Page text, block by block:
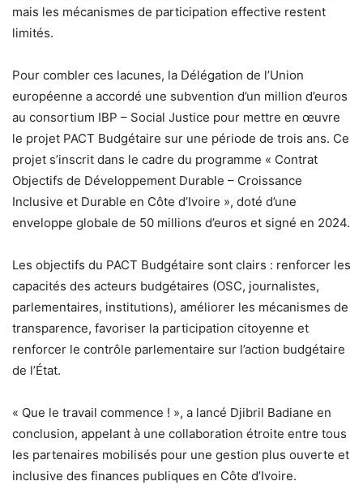
mais les mécanismes de participation effective restent
limités.
Pour combler ces lacunes, la Délégation de l’Union
européenne a accordé une subvention d’un million d’euros
au consortium IBP – Social Justice pour mettre en œuvre
le projet PACT Budgétaire sur une période de trois ans. Ce
projet s’inscrit dans le cadre du programme « Contrat
Objectifs de Développement Durable – Croissance
Inclusive et Durable en Côte d’Ivoire », doté d’une
enveloppe globale de 50 millions d’euros et signé en 2024.
Les objectifs du PACT Budgétaire sont clairs : renforcer les
capacités des acteurs budgétaires (OSC, journalistes,
parlementaires, institutions), améliorer les mécanismes de
transparence, favoriser la participation citoyenne et
renforcer le contrôle parlementaire sur l’action budgétaire
de l’État.
« Que le travail commence ! », a lancé Djibril Badiane en
conclusion, appelant à une collaboration étroite entre tous
les partenaires mobilisés pour une gestion plus ouverte et
inclusive des finances publiques en Côte d’Ivoire.